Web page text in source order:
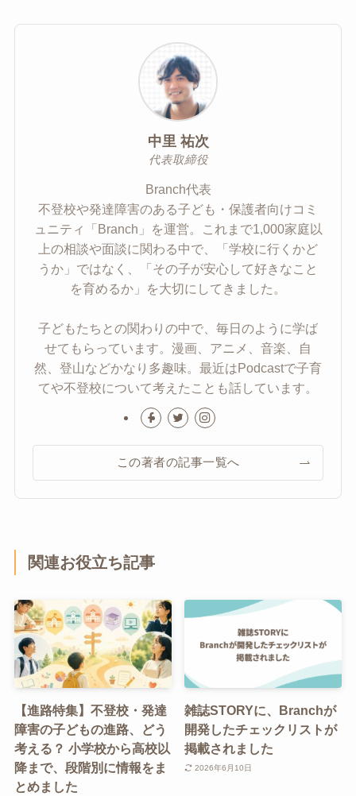
中里 祐次
代表取締役
Branch代表
不登校や発達障害のある子ども・保護者向けコミ
ュニティ「Branch」を運営。これまで1,000家庭以
上の相談や面談に関わる中で、「学校に行くかど
うか」ではなく、「その子が安心して好きなこと
を育めるか」を大切にしてきました。
子どもたちとの関わりの中で、毎日のように学ば
せてもらっています。漫画、アニメ、音楽、自
然、登山などかなり多趣味。最近はPodcastで子育
てや不登校について考えたことも話しています。
この著者の記事一覧へ
関連お役立ち記事
【進路特集】不登校・発達
障害の子どもの進路、どう
考える？ 小学校から高校以
降まで、段階別に情報をま
とめました
雑誌STORYに、Branchが
開発したチェックリストが
掲載されました
2026年6月10日